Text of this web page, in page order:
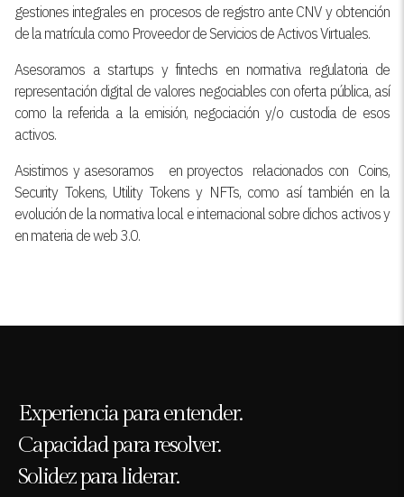
gestiones integrales en procesos de registro ante CNV y obtención
de la matrícula como Proveedor de Servicios de Activos Virtuales.
Asesoramos a startups y fintechs en normativa regulatoria de
representación digital de valores negociables con oferta pública, así
como la referida a la emisión, negociación y/o custodia de esos
activos.
Asistimos y asesoramos en proyectos relacionados con Coins,
Security Tokens, Utility Tokens y NFTs, como así también en la
evolución de la normativa local e internacional sobre dichos activos y
en materia de web 3.0.
Experiencia para entender.
Capacidad para resolver.
Solidez para liderar.